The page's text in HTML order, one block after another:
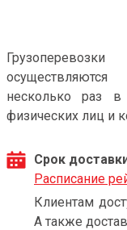
несколько раз
физических лиц и
Срок
Расписание
Клиентам
А также